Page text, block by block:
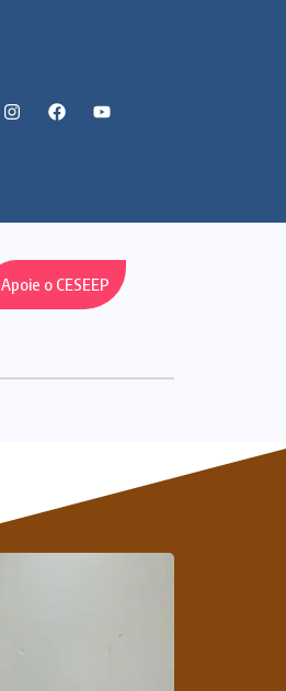
Apoie o CESEEP